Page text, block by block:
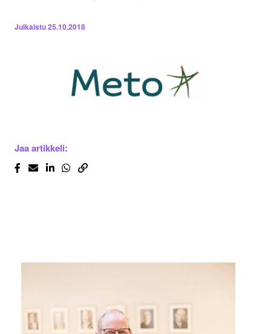
Julkaistu25.10.2018
Jaa artikkeli: